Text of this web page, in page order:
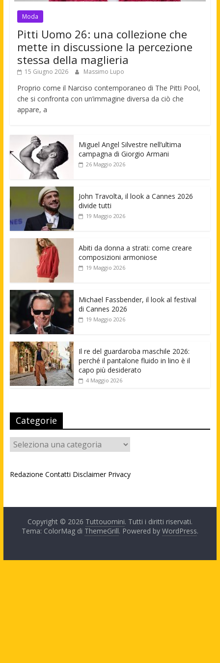
Moda
Pitti Uomo 26: una collezione che
mette in discussione la percezione
stessa della maglieria
15 Giugno 2026 Massimo Lupo
Proprio come il Narciso contemporaneo di The Pitti Pool,
che si confronta con un’immagine diversa da ciò che
appare, a
Miguel Angel Silvestre nell’ultima
campagna di Giorgio Armani
26 Maggio 2026
John Travolta, il look a Cannes 2026
divide tutti
19 Maggio 2026
Abiti da donna a strati: come creare
composizioni armoniose
19 Maggio 2026
Michael Fassbender, il look al festival
di Cannes 2026
19 Maggio 2026
Il re del guardaroba maschile 2026:
perché il pantalone fluido in lino è il
capo più desiderato
4 Maggio 2026
Categorie
Categorie
Redazione Contatti Disclaimer Privacy
Copyright © 2026 Tuttouomini. Tutti i diritti riservati.
Tema: ColorMag di ThemeGrill. Powered by WordPress.